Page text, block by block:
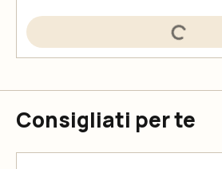
Consigliati per te